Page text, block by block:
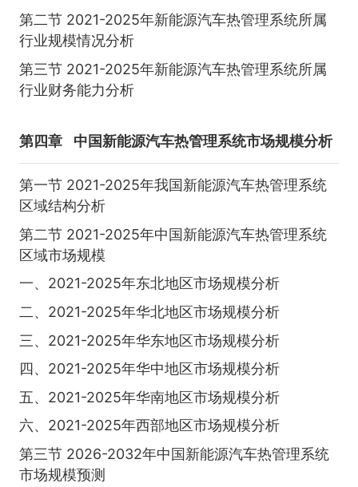
第二节 2021-2025年新能源汽车热管理系统所属
行业规模情况分析
第三节 2021-2025年新能源汽车热管理系统所属
行业财务能力分析
第四章 中国新能源汽车热管理系统市场规模分析
第一节 2021-2025年我国新能源汽车热管理系统
区域结构分析
第二节 2021-2025年中国新能源汽车热管理系统
区域市场规模
一、2021-2025年东北地区市场规模分析
二、2021-2025年华北地区市场规模分析
三、2021-2025年华东地区市场规模分析
四、2021-2025年华中地区市场规模分析
五、2021-2025年华南地区市场规模分析
六、2021-2025年西部地区市场规模分析
第三节 2026-2032年中国新能源汽车热管理系统
市场规模预测